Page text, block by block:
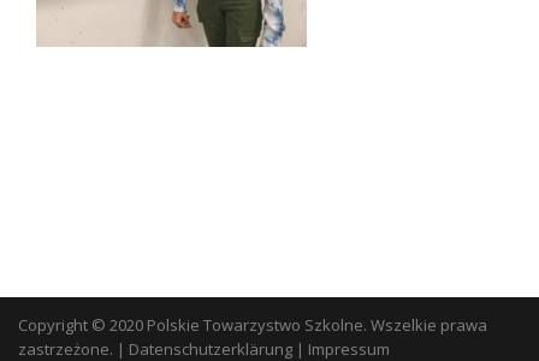
Copyright © 2020 Polskie Towarzystwo Szkolne. Wszelkie prawa
zastrzeżone. | Datenschutzerklärung | Impressum